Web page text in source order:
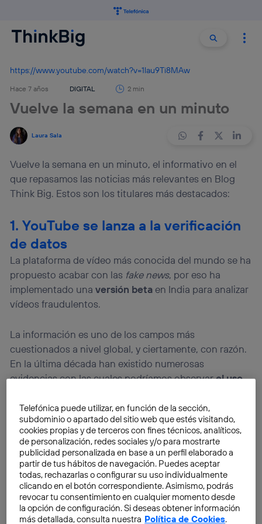
Buscar
https://www.youtube.com/watch?v=1lau9Ti8MAw
Hace 7 años DIGITAL 2 min
Vuelve la semana en un minuto
Laura Sala
Vuelve la semana en un minuto, el informativo en el
que repasamos las noticias más relevantes en Blog
Think Big. Estos son los titulares más destacados:
1. YouTube se lanza a la verificación
de datos
La plataforma de vídeo más conocida del mundo se ha
propuesto acabar con las fake news, por eso ha
implementado unaversión betaen India para analizar
vídeos fraudulentos.
La información es uno de los campos más
cuestionados a nivel global, y ciertamente, con razón.
En la última década han existido numerosas
evidencias con las cuales podríamos observarel uso
Telefónica puede utilizar, en función de la sección,
subdominio o apartado del sitio web que estés visitando,
cookies propias y de terceros con fines técnicos, analíticos,
de personalización, redes sociales y/o para mostrarte
publicidad personalizada en base a un perfil elaborado a
partir de tus hábitos de navegación. Puedes aceptar
todas, rechazarlas o configurar su uso individualmente
clicando en el botón correspondiente. Asimismo, podrás
revocar tu consentimiento en cualquier momento desde
la opción de configuración. Si deseas obtener información
más detallada, consulta nuestra Política de Cookies.